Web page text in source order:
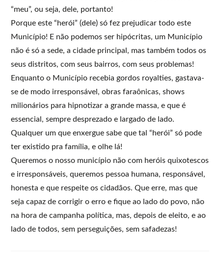
“meu”, ou seja, dele, portanto!
Porque este “herói” (dele) só fez prejudicar todo este
Município! E não podemos ser hipócritas, um Município
não é só a sede, a cidade principal, mas também todos os
seus distritos, com seus bairros, com seus problemas!
Enquanto o Município recebia gordos royalties, gastava-
se de modo irresponsável, obras faraônicas, shows
milionários para hipnotizar a grande massa, e que é
essencial, sempre desprezado e largado de lado.
Qualquer um que enxergue sabe que tal “herói” só pode
ter existido pra família, e olhe lá!
Queremos o nosso município não com heróis quixotescos
e irresponsáveis, queremos pessoa humana, responsável,
honesta e que respeite os cidadãos. Que erre, mas que
seja capaz de corrigir o erro e fique ao lado do povo, não
na hora de campanha política, mas, depois de eleito, e ao
lado de todos, sem perseguições, sem safadezas!